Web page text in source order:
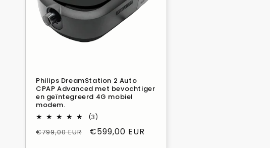
Philips DreamStation 2 Auto
CPAP Advanced met bevochtiger
en geïntegreerd 4G mobiel
modem.
(3)
in
Normale
€799,00 EUR Verkoopprijs
€599,00 EUR